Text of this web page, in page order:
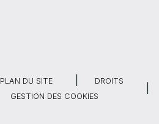
PLAN DU SITE DROITS
GESTION DES COOKIES